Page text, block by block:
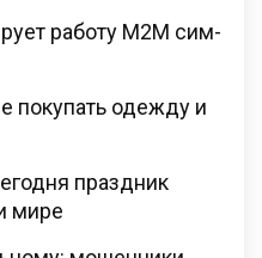
работу M2M сим-
покупать одежду и
праздник
мире